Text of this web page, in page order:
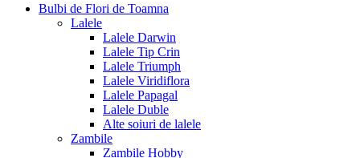
Bulbi de Flori de Toamna
Lalele
Lalele Darwin
Lalele Tip Crin
Lalele Triumph
Lalele Viridiflora
Lalele Papagal
Lalele Duble
Alte soiuri de lalele
Zambile
Zambile Hobby